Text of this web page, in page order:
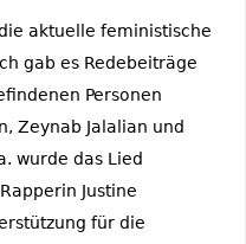
aktuelle feministische
gab es Redebeiträge
Personen
Zeynab Jalalian und
wurde das Lied
Justine
für die